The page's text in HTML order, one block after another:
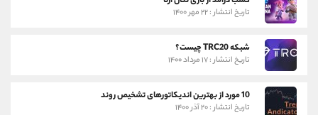
تاریخ انتشار : ۲۲ مهر ۱۴۰۰
شبکه TRC20 چیست؟
تاریخ انتشار : ۱۷ مرداد ۱۴۰۰
10 مورد از بهترین اندیکاتورهای تشخیص روند
تاریخ انتشار : ۲۰ آذر ۱۴۰۰